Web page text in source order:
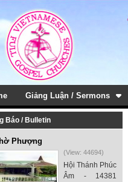
Giảng Luận / Sermons
Báo / Bulletin
Phượng
(View: 44694)
Hội Thánh Phúc
Âm - 14381